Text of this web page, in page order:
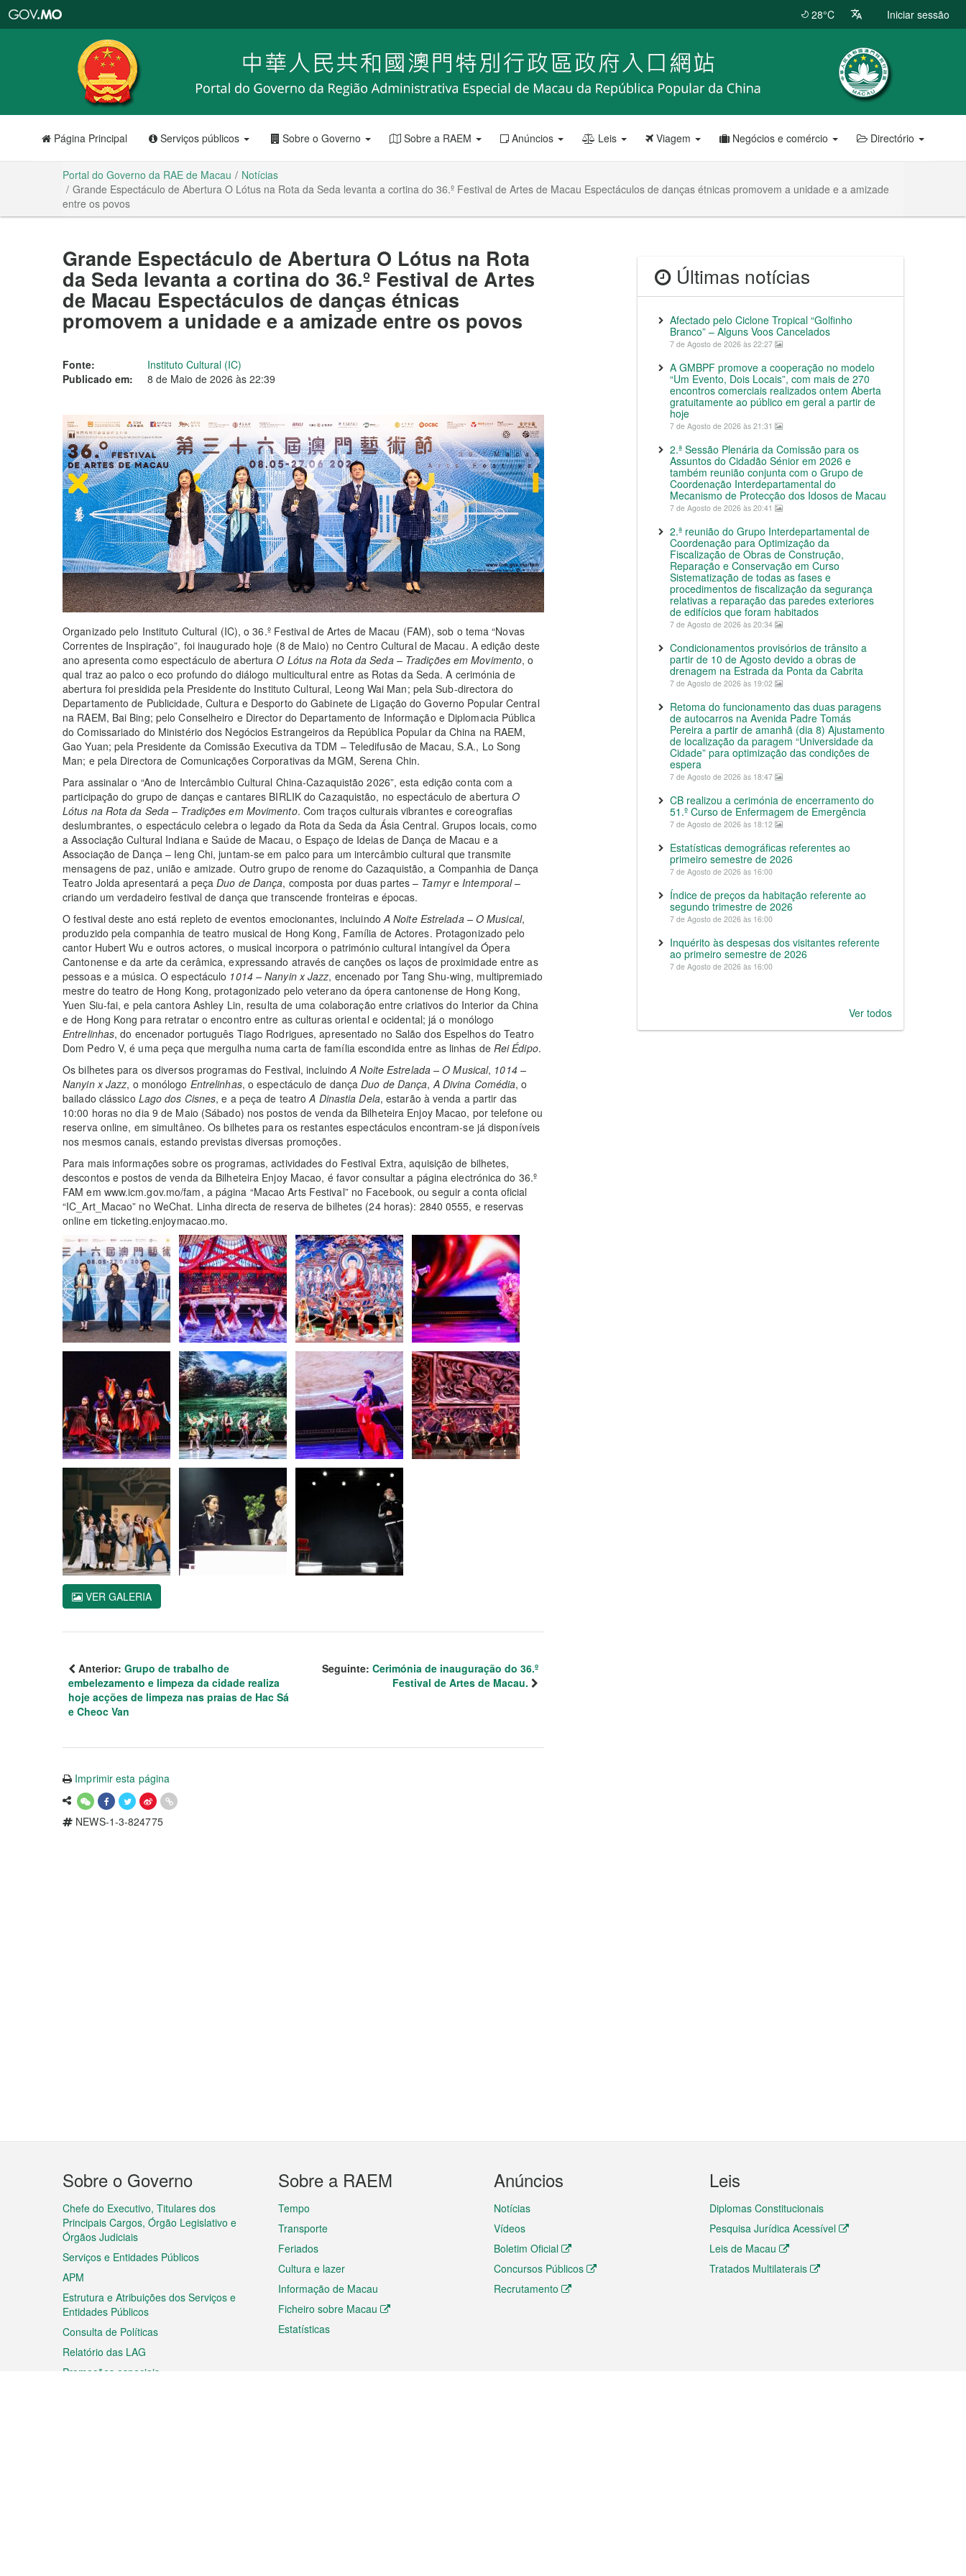
RAE
de
Macau
28°C Iniciar sessão
Página Principal Serviços públicos Sobre o Governo Sobre a RAEM Anúncios Leis Viagem Negócios e comércio Directório
Portal do Governo da RAE de Macau
Notícias
Grande Espectáculo de Abertura O Lótus na Rota da Seda levanta a cortina do 36.º Festival de Artes de Macau Espectáculos de danças étnicas promovem a unidade e a amizade
entre os povos
Grande Espectáculo de Abertura O Lótus na Rota
da Seda levanta a cortina do 36.º Festival de Artes
de Macau Espectáculos de danças étnicas
promovem a unidade e a amizade entre os povos
Fonte:
Instituto Cultural (IC)
Publicado em:
8 de Maio de 2026 às 22:39
Organizado pelo Instituto Cultural (IC), o 36.º Festival de Artes de Macau (FAM), sob o tema “Novas
Correntes de Inspiração”, foi inaugurado hoje (8 de Maio) no Centro Cultural de Macau. A edição deste
ano apresenta como espectáculo de abertura O Lótus na Rota da Seda – Tradições em Movimento, o
qual traz ao palco o eco profundo do diálogo multicultural entre as Rotas da Seda. A cerimónia de
abertura foi presidida pela Presidente do Instituto Cultural, Leong Wai Man; pela Sub-directora do
Departamento de Publicidade, Cultura e Desporto do Gabinete de Ligação do Governo Popular Central
na RAEM, Bai Bing; pelo Conselheiro e Director do Departamento de Informação e Diplomacia Pública
do Comissariado do Ministério dos Negócios Estrangeiros da República Popular da China na RAEM,
Gao Yuan; pela Presidente da Comissão Executiva da TDM – Teledifusão de Macau, S.A., Lo Song
Man; e pela Directora de Comunicações Corporativas da MGM, Serena Chin.
Para assinalar o “Ano de Intercâmbio Cultural China-Cazaquistão 2026”, esta edição conta com a
participação do grupo de danças e cantares BIRLIK do Cazaquistão, no espectáculo de aberturaO
Lótus na Rota da Seda – Tradições em Movimento. Com traços culturais vibrantes e coreografias
deslumbrantes, o espectáculo celebra o legado da Rota da Seda da Ásia Central. Grupos locais, como
a Associação Cultural Indiana e Saúde de Macau, o Espaço de Ideias de Dança de Macau e a
Associação de Dança – Ieng Chi, juntam-se em palco para um intercâmbio cultural que transmite
mensagens de paz, união e amizade. Outro grupo de renome do Cazaquistão, a Companhia de Dança
Teatro Jolda apresentará a peçaDuo de Dança, composta por duas partes – Tamyre Intemporal–
criando um verdadeiro festival de dança que transcende fronteiras e épocas.
O festival deste ano está repleto de eventos emocionantes, incluindo A Noite Estrelada – O Musical,
produzido pela companhia de teatro musical de Hong Kong, Família de Actores. Protagonizado pelo
cantor Hubert Wu e outros actores, o musical incorpora o património cultural intangível da Ópera
Cantonense e da arte da cerâmica, expressando através de canções os laços de proximidade entre as
pessoas e a música. O espectáculo 1014 – Nanyin x Jazz, encenado por Tang Shu-wing, multipremiado
mestre do teatro de Hong Kong, protagonizado pelo veterano da ópera cantonense de Hong Kong,
Yuen Siu-fai, e pela cantora Ashley Lin, resulta de uma colaboração entre criativos do Interior da China
e de Hong Kong para retratar o encontro entre as culturas oriental e ocidental; já o monólogo
Entrelinhas, do encenador português Tiago Rodrigues, apresentado no Salão dos Espelhos do Teatro
Dom Pedro V, é uma peça que mergulha numa carta de família escondida entre as linhas de Rei Édipo.
Os bilhetes para os diversos programas do Festival, incluindoA Noite Estrelada – O Musical, 1014 –
Nanyin x Jazz, o monólogo Entrelinhas, o espectáculo de dançaDuo de Dança, A Divina Comédia, o
bailado clássico Lago dos Cisnes, e a peça de teatroA Dinastia Dela, estarão à venda a partir das
10:00 horas no dia 9 de Maio (Sábado) nos postos de venda da Bilheteira Enjoy Macao, por telefone ou
reserva online, em simultâneo. Os bilhetes para os restantes espectáculos encontram-se já disponíveis
nos mesmos canais, estando previstas diversas promoções.
Para mais informações sobre os programas, actividades do Festival Extra, aquisição de bilhetes,
descontos e postos de venda da Bilheteira Enjoy Macao, é favor consultar a página electrónica do 36.º
FAM em www.icm.gov.mo/fam, a página “Macao Arts Festival” no Facebook, ou seguir a conta oficial
“IC_Art_Macao” no WeChat. Linha directa de reserva de bilhetes (24 horas): 2840 0555, e reservas
online em ticketing.enjoymacao.mo.
VER GALERIA
Anterior: Grupo de trabalho de
embelezamento e limpeza da cidade realiza
hoje acções de limpeza nas praias de Hac Sá
e Cheoc Van
Seguinte: Cerimónia de inauguração do 36.º
Festival de Artes de Macau.
Imprimir esta página
NEWS-1-3-824775
Últimas notícias
Afectado pelo Ciclone Tropical “Golfinho
Branco” – Alguns Voos Cancelados
7 de Agosto de 2026 às 22:27
A GMBPF promove a cooperação no modelo
“Um Evento, Dois Locais”, com mais de 270
encontros comerciais realizados ontem Aberta
gratuitamente ao público em geral a partir de
hoje
7 de Agosto de 2026 às 21:31
2.ª Sessão Plenária da Comissão para os
Assuntos do Cidadão Sénior em 2026 e
também reunião conjunta com o Grupo de
Coordenação Interdepartamental do
Mecanismo de Protecção dos Idosos de Macau
7 de Agosto de 2026 às 20:41
2.ª reunião do Grupo Interdepartamental de
Coordenação para Optimização da
Fiscalização de Obras de Construção,
Reparação e Conservação em Curso
Sistematização de todas as fases e
procedimentos de fiscalização da segurança
relativas a reparação das paredes exteriores
de edifícios que foram habitados
7 de Agosto de 2026 às 20:34
Condicionamentos provisórios de trânsito a
partir de 10 de Agosto devido a obras de
drenagem na Estrada da Ponta da Cabrita
7 de Agosto de 2026 às 19:02
Retoma do funcionamento das duas paragens
de autocarros na Avenida Padre Tomás
Pereira a partir de amanhã (dia 8) Ajustamento
de localização da paragem “Universidade da
Cidade” para optimização das condições de
espera
7 de Agosto de 2026 às 18:47
CB realizou a cerimónia de encerramento do
51.º Curso de Enfermagem de Emergência
7 de Agosto de 2026 às 18:12
Estatísticas demográficas referentes ao
primeiro semestre de 2026
7 de Agosto de 2026 às 16:00
Índice de preços da habitação referente ao
segundo trimestre de 2026
7 de Agosto de 2026 às 16:00
Inquérito às despesas dos visitantes referente
ao primeiro semestre de 2026
7 de Agosto de 2026 às 16:00
Ver todos
Menu
do
rodapé
Sobre o Governo
Chefe do Executivo, Titulares dos
Principais Cargos, Órgão Legislativo e
Órgãos Judiciais
Serviços e Entidades Públicos
APM
Estrutura e Atribuições dos Serviços e
Entidades Públicos
Consulta de Políticas
Relatório das LAG
Promoções especiais
Sobre a RAEM
Tempo
Transporte
Feriados
Cultura e lazer
Informação de Macau
Ficheiro sobre Macau
Estatísticas
Anúncios
Notícias
Vídeos
Boletim Oficial
Concursos Públicos
Recrutamento
Leis
Diplomas Constitucionais
Pesquisa Jurídica Acessível
Leis de Macau
Tratados Multilaterais